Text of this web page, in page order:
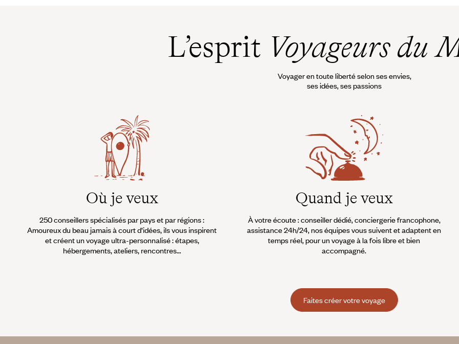
L’esprit Voyageurs du
Voyager en toute liberté selon ses envies,
ses idées, ses passions
Où je veux
250 conseillers spécialisés par pays et par régions :
Amoureux du beau jamais à court d’idées, ils vous inspirent
et créent un voyage ultra-personnalisé : étapes,
hébergements, ateliers, rencontres…
Quand je veux
À votre écoute : conseiller dédié, conciergerie francophone,
assistance 24h/24, nos équipes vous suivent et adaptent en
temps réel, pour un voyage à la fois libre et bien
accompagné.
Faites créer votre voyage